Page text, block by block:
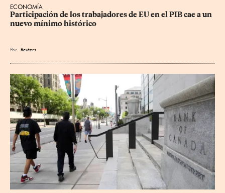
ECONOMÍA
Participación de los trabajadores de EU en el PIB cae a un
nuevo mínimo histórico
Por Reuters